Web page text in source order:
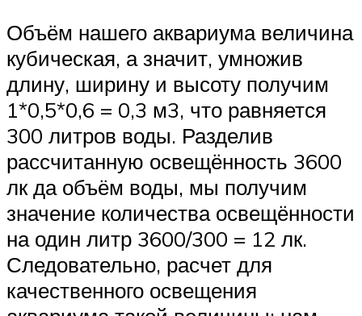
Объём нашего аквариума величина
кубическая, а значит, умножив
длину, ширину и высоту получим
1*0,5*0,6 = 0,3 м3, что равняется
300 литров воды. Разделив
рассчитанную освещённость 3600
лк да объём воды, мы получим
значение количества освещённости
на один литр 3600/300 = 12 лк.
Следовательно, расчет для
качественного освещения